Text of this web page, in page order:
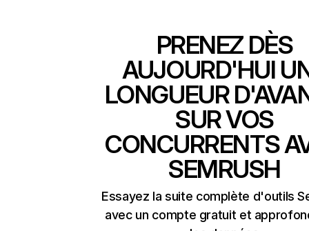
PRENEZ DÈS
AUJOURD'HUI
LONGUEUR
SUR VOS
CONCURRENTS
SEMRUSH
Essayez la suite complète d'outils
avec un compte gratuit et